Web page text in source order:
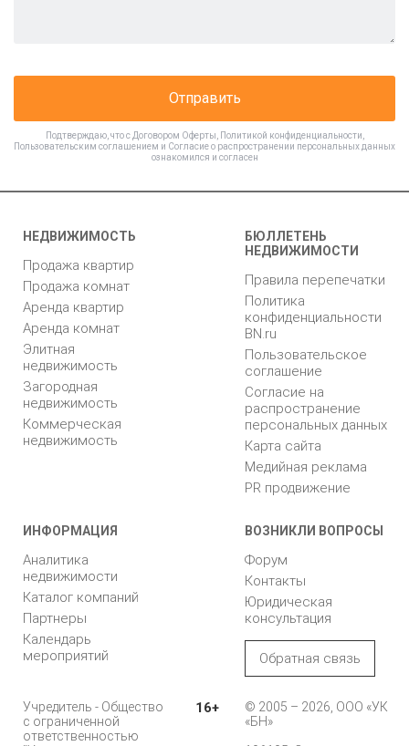
Отправить
Подтверждаю, что с Договором Оферты Политикой конфиденциальности
Пользовательским соглашением и Согласие о распространении персональных данных
ознакомился и согласен
НЕДВИЖИМОСТЬ
Продажа квартир
Продажа комнат
Аренда квартир
Аренда комнат
Элитная
недвижимость
Загородная
недвижимость
Коммерческая
недвижимость
БЮЛЛЕТЕНЬ
НЕДВИЖИМОСТИ
Правила перепечатки
Политика
конфиденциальности
BN.ru
Пользовательское
соглашение
Согласие на
распространение
персональных данных
Карта сайта
Медийная реклама
PR продвижение
ИНФОРМАЦИЯ
Аналитика
недвижимости
Каталог компаний
Партнеры
Календарь
мероприятий
ВОЗНИКЛИ ВОПРОСЫ
Форум
Контакты
Юридическая
консультация
Обратная связь
Учредитель - Общество
с ограниченной
ответственностью
16+
© 2005 – 2026, ООО «УК
«БН»